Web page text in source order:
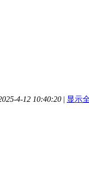
4-12 10:40:20 | 显示